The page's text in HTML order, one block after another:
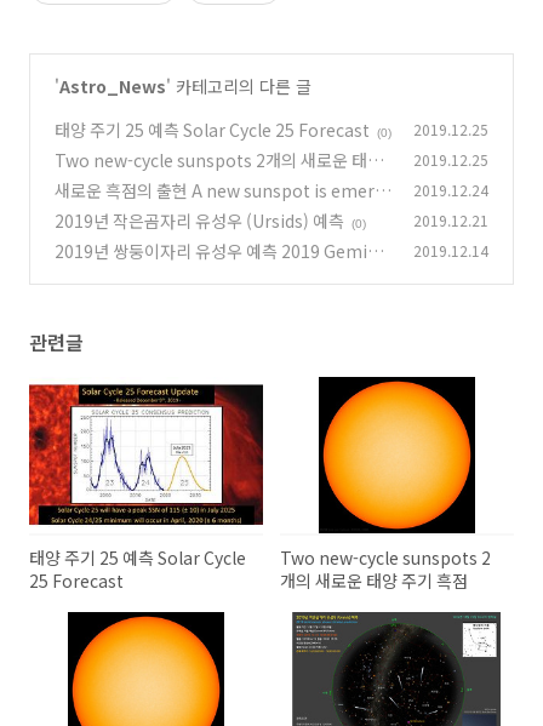
'Astro_News' 카테고리의 다른 글
태양 주기 25 예측 Solar Cycle 25 Forecast
(0) 2019.12.25
Two new-cycle sunspots 2개의 새로운 태양
주기 흑점
(0)
2019.12.25
새로운 흑점의 출현 A new sunspot is emergi
ng
(0)
2019.12.24
2019년 작은곰자리 유성우 (Ursids) 예측 (0) 2019.12.21
2019년 쌍둥이자리 유성우 예측 2019 Gemini
2019.12.14
관련글
태양 주기 25 예측 Solar Cycle
25 Forecast
Two new-cycle sunspots 2
개의 새로운 태양 주기 흑점